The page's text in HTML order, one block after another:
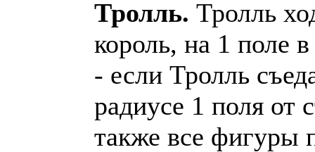
Тролль. Тролль
король, на 1 поле
- если Тролль
радиусе 1 поля от
также все фигуры